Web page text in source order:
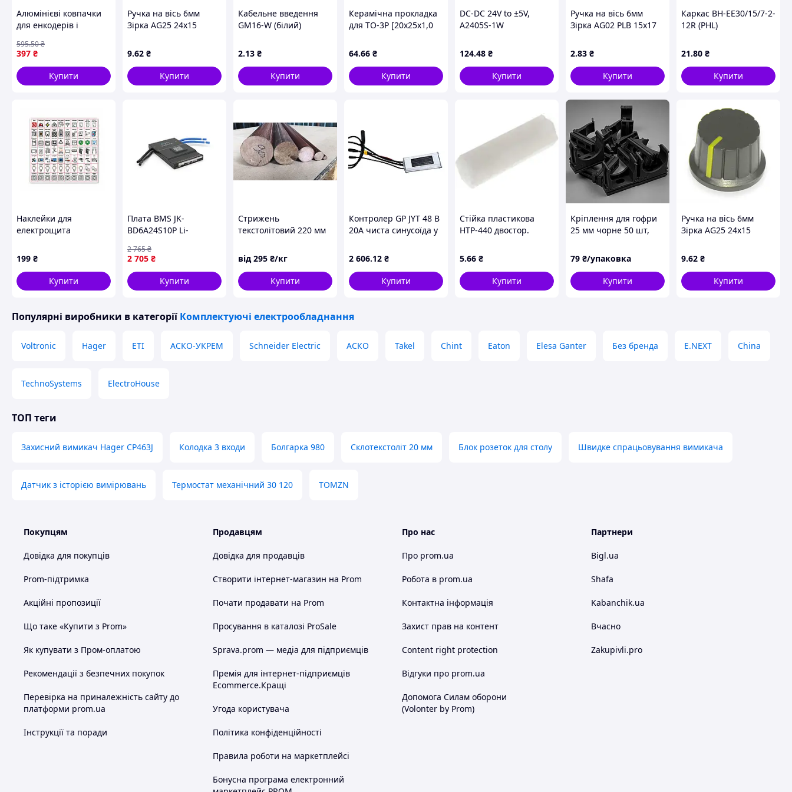
обладнання та спокій за вашу електромережу.
Алюмінієві ковпачки
для енкодерів і
рельєфні для точного
керування приладами
FLAME
397 ₴
595.50₴
Купити
Ручка на вісь 6мм
Зірка AG25 24x15
покажчиком
9.62 ₴
Купити
Кабельне введення
GM16-W (білий)
2.13 ₴
Купити
Керамічна прокладка
для TO-3P [20x25x1,0
алюмінію
64.66 ₴
Купити
DC-DC 24V to ±5V,
A2405S-1W
124.48 ₴
Купити
Ручка на вісь 6мм
Зірка AG02 PLB 15x17
покажчиком
2.83 ₴
Купити
Каркас BH-EE30/15/7-2-
12R (PHL)
21.80 ₴
Купити
Наклейки для
електрощита
Різнокольорові, 70шт
199 ₴
Купити
Плата BMS JK-
BD6A24S10P Li-
А CAN RS485 Bluetooth
2 705 ₴
2 765₴
Купити
Стрижень
текстолітовий 220 мм
порізкою за
розмірами
від 295 ₴/кг
Купити
Контролер GP JYT 48 B
20А чиста синусоїда у
вологозахищені
роз'єми 900 мм L - 150
мм круїз контроль
2 606.12 ₴
Купити
Стійка пластикова
HTP-440 двостор.
М4x40мм
5.66 ₴
Купити
Кріплення для гофри
25 мм чорне 50 шт,
металорукава та
гофрованої труби
79 ₴/упаковка
Купити
Ручка на вісь 6мм
Зірка AG25 24x15
покажчиком
9.62 ₴
Купити
Популярні виробники в категорії Комплектуючі електрообладнання
Voltronic Hager ETI АСКО-УКРЕМ Schneider Electric АСКО Takel Chint Eaton Elesa Ganter Без бренда E.NEXT China
TechnoSystems ElectroHouse
ТОП теги
Захисний вимикач Hager CP463J Колодка 3 входи Болгарка 980 Склотекстоліт 20 мм Блок розеток для столу Швидке спрацьовування вимикача
Датчик з історією вимірювань Термостат механічний 30 120 TOMZN
Покупцям
Довідка для покупців
Prom-підтримка
Акційні пропозиції
Що таке «Купити з Prom»
Як купувати з Пром-оплатою
Рекомендації з безпечних покупок
Перевірка на приналежність сайту до
платформи prom.ua
Інструкції та поради
Продавцям
Довідка для продавців
Створити інтернет-магазин на Prom
Почати продавати на Prom
Просування в каталозі ProSale
Sprava.prom — медіа для підприємців
Премія для інтернет-підприємців
Ecommerce.Кращі
Угода користувача
Політика конфіденційності
Правила роботи на маркетплейсі
Бонусна програма електронний
Про нас
Про prom.ua
Робота в prom.ua
Контактна інформація
Захист прав на контент
Content right protection
Відгуки про prom.ua
Допомога Силам оборони
(Volonter by Prom)
Партнери
Bigl.ua
Shafa
Kabanchik.ua
Вчасно
Zakupivli.pro